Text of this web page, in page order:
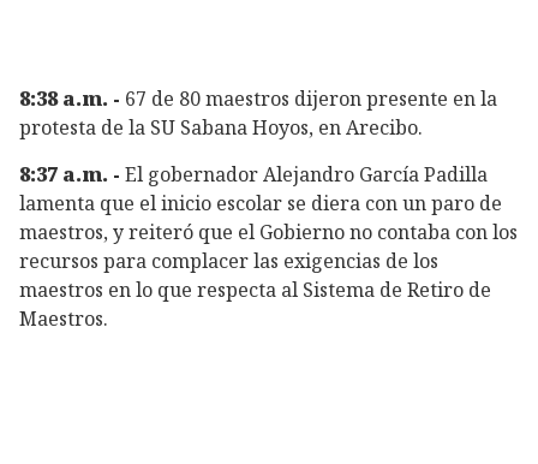
8:38 a.m. - 67 de 80 maestros dijeron presente en la
protesta de la SU Sabana Hoyos, en Arecibo.
8:37 a.m. - El gobernador Alejandro García Padilla
lamenta que el inicio escolar se diera con un paro de
maestros, y reiteró que el Gobierno no contaba con los
recursos para complacer las exigencias de los
maestros en lo que respecta al Sistema de Retiro de
Maestros.